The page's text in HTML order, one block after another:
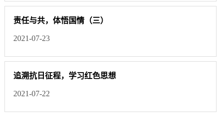
责任与共，体悟国情（三）
2021-07-23
追溯抗日征程，学习红色思想
2021-07-22